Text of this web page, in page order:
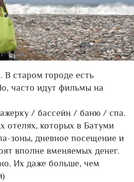
В старом городе есть
часто идут фильмы на
/ бассейн / баню / спа.
отелях, которых в Батуми
зоны, дневное посещение и
вполне вменяемых денег.
Их даже больше, чем